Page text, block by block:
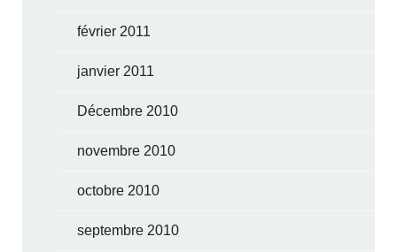
février 2011
janvier 2011
Décembre 2010
novembre 2010
octobre 2010
septembre 2010